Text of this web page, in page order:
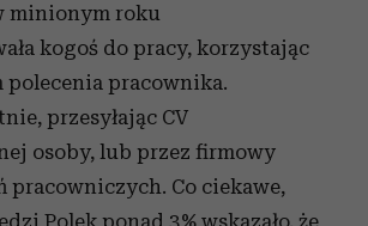
minionym roku
kogoś do pracy, korzystając
polecenia pracownika.
przesyłając CV
osoby, lub przez firmowy
pracowniczych. Co ciekawe,
Polek ponad 3% wskazało, że